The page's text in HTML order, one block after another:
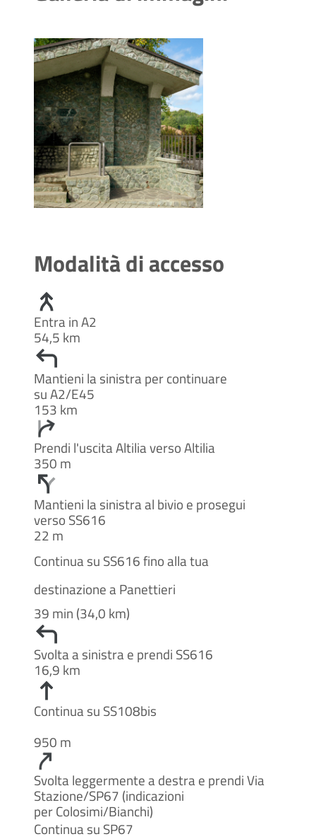
Modalità di accesso
Entra in A2
54,5 km
Mantieni la sinistra per continuare
su A2/E45
153 km
Prendi l'uscita Altilia verso Altilia
350 m
Mantieni la sinistra al bivio e prosegui
verso SS616
22 m
Continua su SS616 fino alla tua
destinazione a Panettieri
39 min (34,0 km)
Svolta a sinistra e prendi SS616
16,9 km
Continua su SS108bis
950 m
Svolta leggermente a destra e prendi Via
Stazione/SP67 (indicazioni
per Colosimi/Bianchi)
Continua su SP67